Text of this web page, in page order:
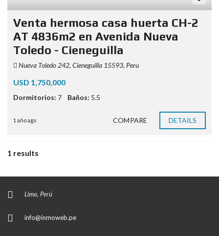
Venta hermosa casa huerta CH-2
AT 4836m2 en Avenida Nueva
Toledo - Cieneguilla
Nueva Toledo 242, Cieneguilla 15593, Peru
USD 1,750,000
Dormitorios: 7 Baños: 5.5
1 año ago COMPARE DETAILS
1 results
Lima, Perú
info@inmoweb.pe